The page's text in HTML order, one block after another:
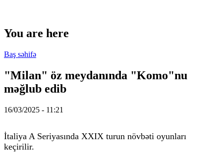
You are here
Baş səhifə
"Milan" öz meydanında "Komo"nu
məğlub edib
16/03/2025 - 11:21
İtaliya A Seriyasında XXIX turun növbəti oyunları
keçirilir.